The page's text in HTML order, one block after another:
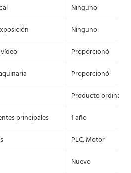
Ninguno
Ninguno
Proporcionó
Proporcionó
Producto ordinario
principales
1 año
PLC, Motor
Nuevo